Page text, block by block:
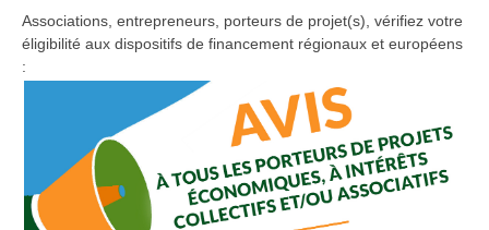
Associations, entrepreneurs, porteurs de projet(s), vérifiez votre
éligibilité aux dispositifs de financement régionaux et européens
: